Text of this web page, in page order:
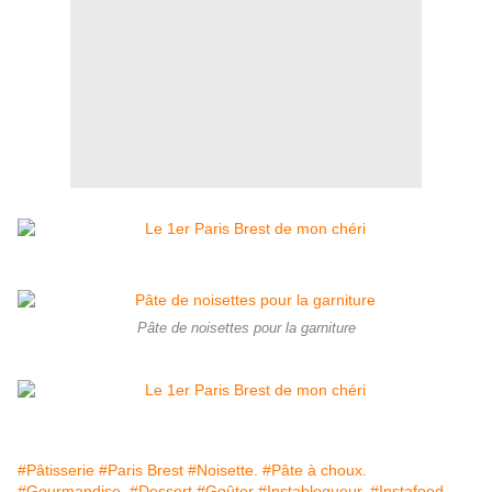
Pâte de noisettes pour la garniture
#Pâtisserie #Paris Brest #Noisette. #Pâte à choux.